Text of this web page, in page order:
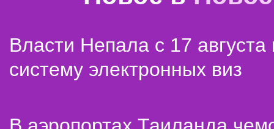
Власти Непала с 17 августа
систему электронных виз